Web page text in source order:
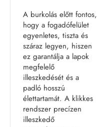
A burkolás előtt fontos,
hogy a fogadófelület
egyenletes, tiszta és
száraz legyen, hiszen
ez garantálja a lapok
megfelelő
illeszkedését és a
padló hosszú
élettartamát. A klikkes
rendszer precízen
illeszkedő